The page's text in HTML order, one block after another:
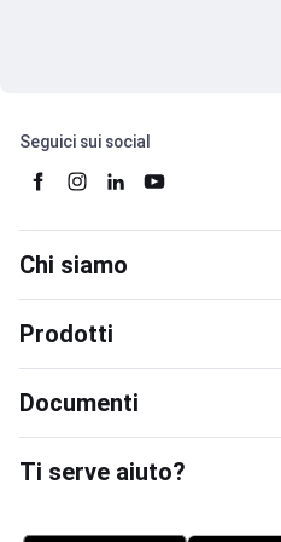
Seguici sui social
Chi siamo
Prodotti
Documenti
Ti serve aiuto?